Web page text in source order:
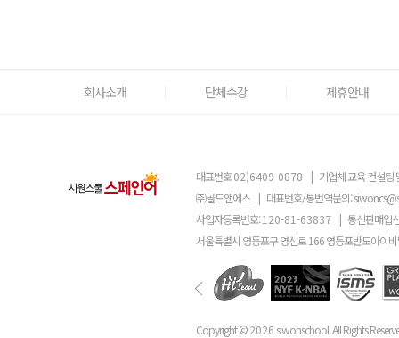
회사소개 단체수강 제휴안내
대표번호02)6409-0878 | 기업체 교육 컨설팅
㈜골드앤에스 | 대표번호/통번역문의:
사업자등록번호:120-81-63837 | 통신판매업
서울특별시 영등포구 영신로 166 영등포반도아이
Copyright ©2026 siwonschool. All Rights